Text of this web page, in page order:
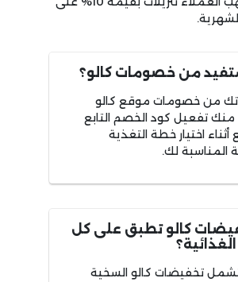
من خصومات كالو؟
من خصومات موقع كالو
تفعيل كود الخصم التابع
اختيار خطة التغذية
المناسبة لك.
كالو تطبق على كل
تخفيضات كالو السخية